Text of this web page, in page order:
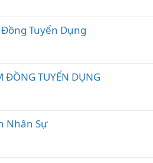
Tuyển Dụng
ĐỒNG TUYỂN DỤNG
Nhân Sự